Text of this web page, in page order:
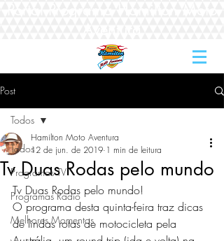
Post
Todos
Programas TV
Programas Rádio
Melhores Momentos
Todos
Tv Duas Rodas pelo mundo
Hamilton Moto Aventura
12 de jun. de 2019 1 min de leitura
Tv Duas Rodas pelo mundo!
O programa desta quinta-feira traz dicas
de lindas rotas de motocicleta pela